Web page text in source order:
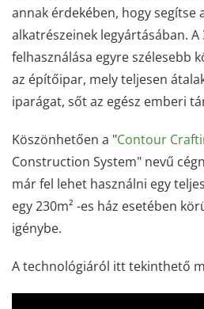
annak érdekében, hogy segítse
alkatrészeinek legyártásában.
felhasználása egyre szélesebb
az építőipar, mely teljesen
iparágat, sőt az egész emberi
Köszönhetően a "Contour
Construction System" nevű
már fel lehet használni egy
egy 230m² -es ház esetében
igénybe.
A technológiáról itt tekinthető